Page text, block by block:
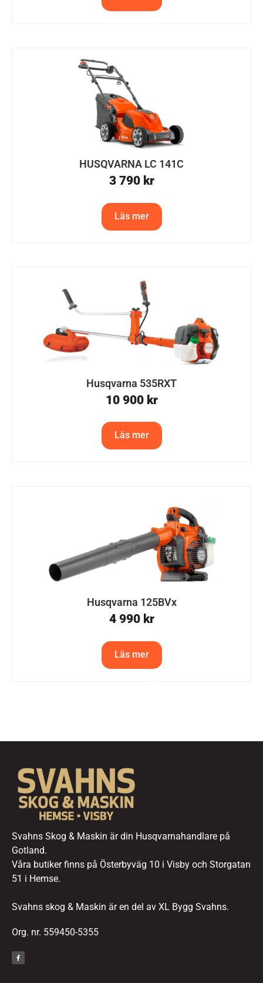
HUSQVARNA LC 141C
3 790 kr
Läs mer
Husqvarna 535RXT
10 900 kr
Läs mer
Husqvarna 125BVx
4 990 kr
Läs mer
Svahns Skog & Maskin är din Husqvarnahandlare på
Gotland.
Våra butiker finns på Österbyväg 10 i Visby och Storgatan
51 i Hemse.
Svahns skog & Maskin är en del av XL Bygg Svahns.
Org. nr. 559450-5355